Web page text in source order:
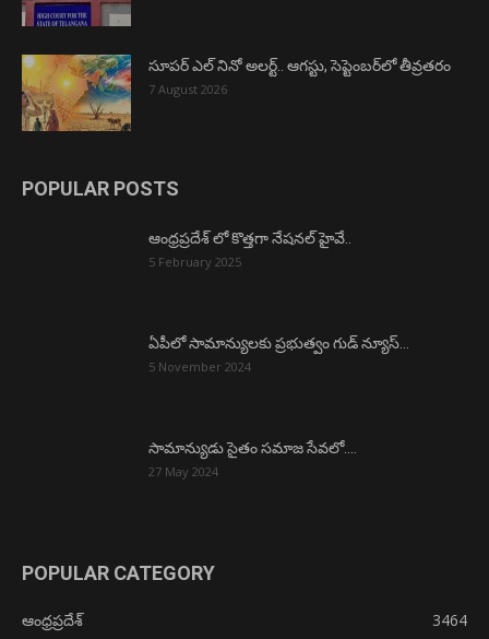
సూపర్ ఎల్ నినో అలర్ట్.. ఆగస్టు, సెప్టెంబర్‌లో తీవ్రతరం
7 August 2026
POPULAR POSTS
ఆంధ్రప్రదేశ్ లో కొత్తగా నేషనల్ హైవే..
5 February 2025
ఏపీలో సామాన్యులకు ప్రభుత్వం గుడ్ న్యూస్…
5 November 2024
సామాన్యుడు సైతం సమాజ సేవలో….
27 May 2024
POPULAR CATEGORY
ఆంధ్రప్రదేశ్
3464